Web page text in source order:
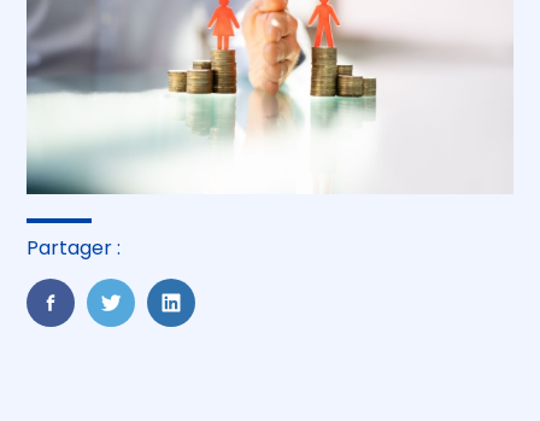
Partager :
FaceBook
TwitterLinkedIn